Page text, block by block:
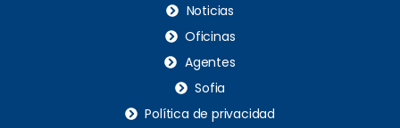
Noticias
Oficinas
Agentes
Sofia
Política de privacidad